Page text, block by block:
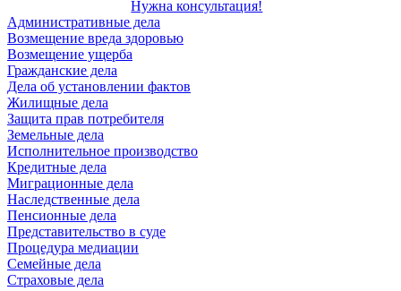
Нужна консультация!
Административные дела
Возмещение вреда здоровью
Возмещение ущерба
Гражданские дела
Дела об установлении фактов
Жилищные дела
Защита прав потребителя
Земельные дела
Исполнительное производство
Кредитные дела
Миграционные дела
Наследственные дела
Пенсионные дела
Представительство в суде
Процедура медиации
Семейные дела
Страховые дела